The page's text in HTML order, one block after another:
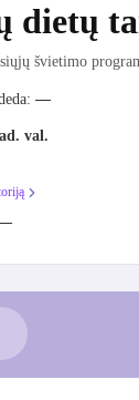
dietų
švietimo
—
val.